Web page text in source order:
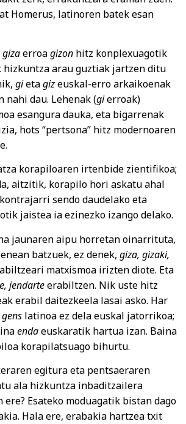
Homerus, latinoren batek esan
gizaerroagizon hitz konplexuagotik
hizkuntza arau guztiak jartzen ditu
gietagizeuskal-erro arkaikoenak
nahi dau. Lehenak (gierroak)
esangura dauka, eta bigarrenak
hots “pertsona” hitz modernoaren
korapiloaren irtenbide zientifikoa;
aitzitik, korapilo hori askatu ahal
sendo daudelako eta
jaistea ia ezinezko izango delako.
jaunaren aipu horretan oinarrituta,
batzuek, ez denek, giza, gizaki,
matxismoa irizten diote. Eta
jendarteerabiltzen. Nik uste hitz
erabil daitezkeela lasai asko. Har
gens latinoa ez dela euskal jatorrikoa;
endaeuskaratik hartua izan. Baina
korapilatsuago bihurtu.
egitura eta pentsaeraren
ala hizkuntza inbaditzailera
Esateko moduagatik bistan dago
Hala ere, erabakia hartzea txit